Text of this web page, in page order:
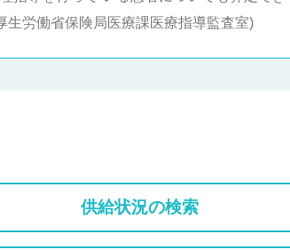
生労働省保険局医療課医療指導監査室)
供給状況の検索